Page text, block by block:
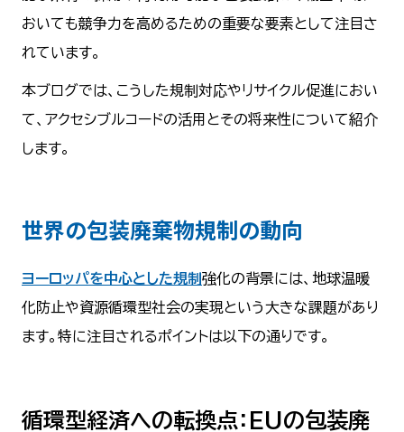
おいても競争力を高めるための重要な要素として注目さ
れています。
本ブログでは、こうした規制対応やリサイクル促進におい
て、アクセシブルコードの活用とその将来性について紹介
します。
世界の包装廃棄物規制の動向
ヨーロッパを中心とした規制 強化の背景には、地球温暖
化防止や資源循環型社会の実現という大きな課題があり
ます。特に注目されるポイントは以下の通りです。
循環型経済への転換点：EUの包装廃